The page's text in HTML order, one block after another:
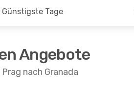
Günstigste Tage
Angebote
nach Granada